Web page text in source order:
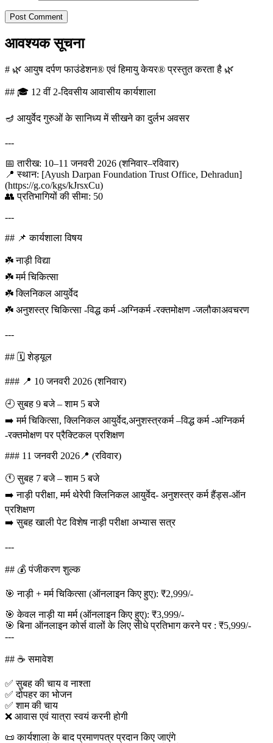
आवश्यक सूचना
# 🌿 आयुष दर्पण फाउंडेशन® एवं हिमायु केयर® प्रस्तुत करता है 🌿
## 🎓 12 वीं 2-दिवसीय आवासीय कार्यशाला
🪔 आयुर्वेद गुरुओं के सानिध्य में सीखने का दुर्लभ अवसर
---
📅 तारीख: 10–11 जनवरी 2026 (शनिवार–रविवार)
📍 स्थान: [Ayush Darpan Foundation Trust Office, Dehradun]
(https://g.co/kgs/kJrsxCu)
👥 प्रतिभागियों की सीमा: 50
---
## 📌 कार्यशाला विषय
☘️ नाड़ी विद्या
☘️ मर्म चिकित्सा
☘️ क्लिनिकल आयुर्वेद
☘️ अनुशस्त्र चिकित्सा -विद्ध कर्म -अग्निकर्म -रक्तमोक्षण -जलौकाअवचरण
---
## 🗓️ शेड्यूल
### 📍 10 जनवरी 2026 (शनिवार)
🕘 सुबह 9 बजे – शाम 5 बजे
➡️ मर्म चिकित्सा, क्लिनिकल आयुर्वेद,अनुशस्त्रकर्म –विद्ध कर्म -अग्निकर्म
-रक्तमोक्षण पर प्रैक्टिकल प्रशिक्षण
### 11 जनवरी 2026📍 (रविवार)
🕚 सुबह 7 बजे – शाम 5 बजे
➡️ नाड़ी परीक्षा, मर्म थेरेपी क्लिनिकल आयुर्वेद- अनुशस्त्र कर्म हैंड्स-ऑन
प्रशिक्षण
➡️ सुबह खाली पेट विशेष नाड़ी परीक्षा अभ्यास सत्र
---
## 💰 पंजीकरण शुल्क
🎯 नाड़ी + मर्म चिकित्सा (ऑनलाइन किए हुए): ₹2,999/-
🎯 केवल नाड़ी या मर्म (ऑनलाइन किए हुए): ₹3,999/-
🎯 बिना ऑनलाइन कोर्स वालों के लिए सीधे प्रतिभाग करने पर : ₹5,999/-
---
## ☕ समावेश
✅ सुबह की चाय व नाश्ता
✅ दोपहर का भोजन
✅ शाम की चाय
❌ आवास एवं यात्रा स्वयं करनी होगी
📜 कार्यशाला के बाद प्रमाणपत्र प्रदान किए जाएंगे